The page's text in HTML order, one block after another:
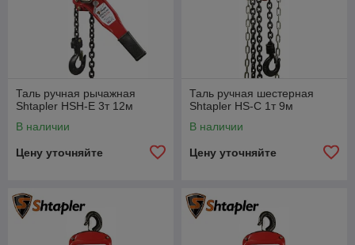
Таль ручная рычажная
Shtapler HSH-E 3т 12м
В наличии
Цену уточняйте
Таль ручная шестерная
Shtapler HS-C 1т 9м
В наличии
Цену уточняйте